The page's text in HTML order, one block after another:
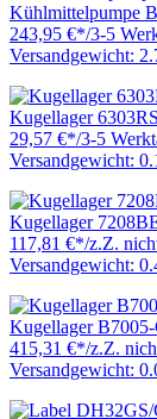
Kühlmittelpumpe
243,95 €*/3-5
Versandgewicht:
Kugellager 6303RS
29,57 €*/3-5
Versandgewicht:
Kugellager
117,81 €*/z.Z.
Versandgewicht:
Kugellager
415,31 €*/z.Z.
Versandgewicht: